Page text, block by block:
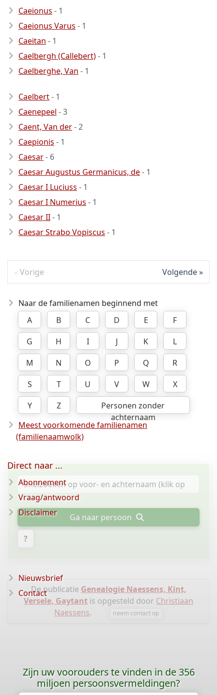
Caeionus - 1
Caeionus Varus - 1
Caeitan - 1
Caelbergh (Callebert)- 1
Caelberghe, Van - 1
Caelbert- 1
Caenepeel - 3
Caent, Van der- 2
Caepionis - 1
Caesar- 6
Caesar Augustus Germanicus, de- 1
Caesar I Luciuss - 1
Caesar I Numerius - 1
Caesar II- 1
Caesar Strabo Vopiscus - 1
Vorige Volgende
Naar de familienamen beginnend met
A
B C D E
F
G
H I J K
L
M
N O P Q
R
S
T U V W
X
Y
Z
Personen zonder
achternaam
Meest voorkomende familienamen
(familienaamwolk)
Ga naar persoon
?
De publicatie Genealogie Naessens, Kint,
Versele, Gaytant is opgesteld door Christiaan
Naessens. neem contact op
Direct naar ...
Abonnement
Vraag/antwoord
Disclaimer
Nieuwsbrief
Contact
Zijn uw voorouders te vinden in de 356
miljoen persoonsvermeldingen?